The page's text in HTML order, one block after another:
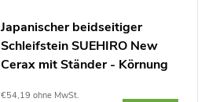
Japanischer beidseitiger
Schleifstein SUEHIRO New
Cerax mit Ständer - Körnung
€54,19 ohne MwSt.